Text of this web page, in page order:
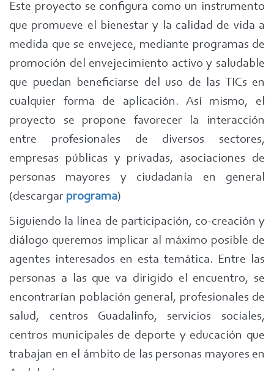
Este proyecto se configura como un instrumento
que promueve el bienestar y la calidad de vida a
medida que se envejece, mediante programas de
promoción del envejecimiento activo y saludable
que puedan beneficiarse del uso de las TICs en
cualquier forma de aplicación. Así mismo, el
proyecto se propone favorecer la interacción
entre profesionales de diversos sectores,
empresas públicas y privadas, asociaciones de
personas mayores y ciudadanía en general
(descargar programa)
Siguiendo la línea de participación, co-creación y
diálogo queremos implicar al máximo posible de
agentes interesados en esta temática. Entre las
personas a las que va dirigido el encuentro, se
encontrarían población general, profesionales de
salud, centros Guadalinfo, servicios sociales,
centros municipales de deporte y educación que
trabajan en el ámbito de las personas mayores en